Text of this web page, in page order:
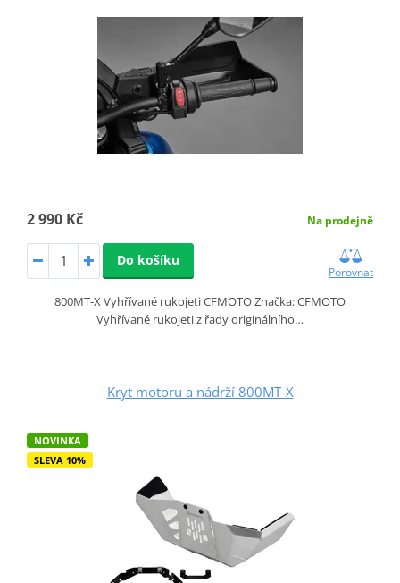
2 990 Kč Na prodejně
Do košíku
Porovnat
800MT‑X Vyhřívané rukojeti CFMOTO Značka: CFMOTO
Vyhřívané rukojeti z řady originálního…
Kryt motoru a nádrží 800MT‑X
NOVINKA
SLEVA 10%